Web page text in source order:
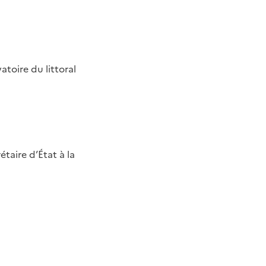
du littoral
d’État à la